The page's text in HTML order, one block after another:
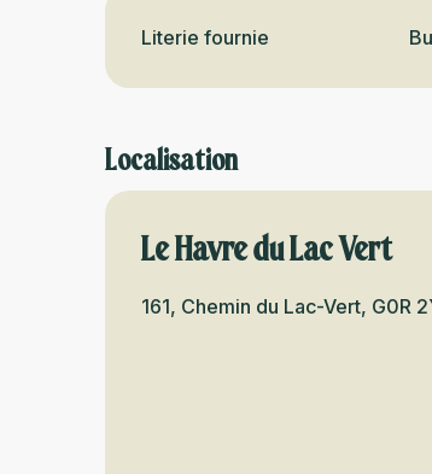
Literie fournie
Localisation
Le Havre du Lac Vert
161, Chemin du Lac-Vert, G0R